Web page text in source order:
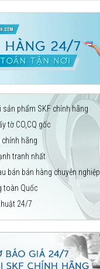
sản phẩm SKF chính hãng
tờ CO,CQ gốc
hãng
tranh nhất
bán bán hàng chuyên nghiệp
toàn Quốc
24/7